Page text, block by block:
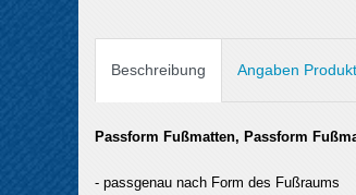
Beschreibung Angaben
Passform Fußmatten, Passform
- passgenau nach Form des Fußraums